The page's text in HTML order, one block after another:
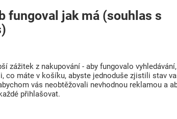
Najděte vhodnou
fungoval jak má (souhlas s
zážitek z nakupování - aby fungovalo
co máte v košíku, abyste jednoduše zjistili stav
vás neobtěžovali nevhodnou reklamou a
přihlašovat.